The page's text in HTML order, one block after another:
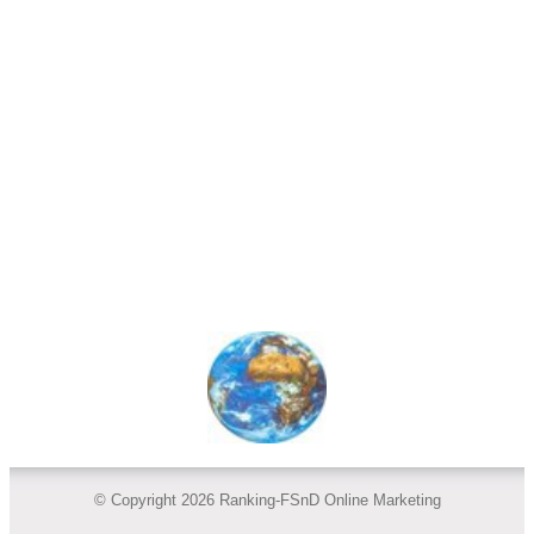
© Copyright 2026 Ranking-FSnD Online Marketing